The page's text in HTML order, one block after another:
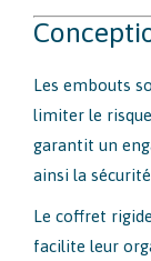
Les embouts
limiter le risque
garantit un
ainsi la
Le coffret
facilite leur